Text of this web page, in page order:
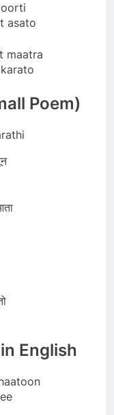
asato
maatra
Poem)
English